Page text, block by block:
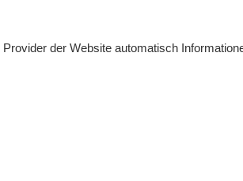
der Website automatisch